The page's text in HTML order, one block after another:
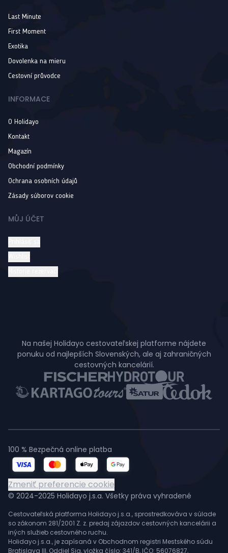
Last Minute
First Moment
Exotika
Dovolenka na mieru
Cestovní průvodce
INFORMACE
O Holidayo
Kontakt
Magazín
Obchodní podmínky
Ochrana osobních údajů
Zásady súborov cookie
MŮJ ÚČET
Na našej Holidayo cestovateľskej platforme nájdete
ponuku od najlepších Slovenských, ale aj zahraničných
cestovných kancelárií.
© 2024-2025 Holidayo j.s.a. Všetky práva vyhradené
Cestovateľská platforma Holidayo j.s.a., sprostredkováva v súlade
so zákonom 281/2001 Z. z. predaj zájazdov cestovných kancelárii a
iných služieb cestovného ruchu.
Holidayo j.s.a., je zapísaná v Obchodnom registri Mestského súdu
Bratislava III, Oddiel Sja, vložka číslo: 341/B, IČO: 56076827,
100 % Bezpečná online platba
Zmeniť preferencie cookie